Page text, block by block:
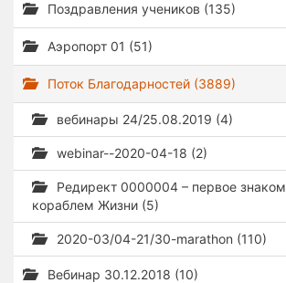
Поздравления учеников (135)
Аэропорт 01 (51)
Поток Благодарностей (3889)
вебинары 24/25.08.2019 (4)
webinar--2020-04-18 (2)
Редирект 0000004 – первое
кораблем Жизни (5)
2020-03/04-21/30-marathon (110)
Вебинар 30.12.2018 (10)